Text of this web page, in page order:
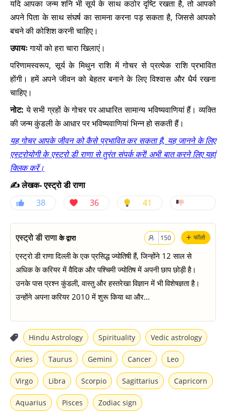
यदि आपका जन्म शनि भी सूर्य के साथ कठोर दृष्टि रखता है, तो आपको
अपने पिता के साथ संघर्ष का सामना करना पड़ सकता है, जिससे आपको
बचने की कोशिश करनी चाहिए।
उपायःगायों को हरा चारा खिलाएं।
परिणामस्वरूप, सूर्य के मिथुन राशि में गोचर से प्रत्येक राशि प्रभावित
होंगी। हमें अपने जीवन को बेहतर बनाने के लिए विश्वास और धैर्य रखना
चाहिए।
नोट:ये सभी ग्रहों के गोचर पर आधारित सामान्य भविष्यवाणियां हैं। व्यक्ति
की जन्म कुंडली के आधार पर भविष्यवाणियां भिन्न हो सकती हैं।
यह गोचर आपके जीवन को कैसे प्रभावित कर सकता है, यह जानने के लिए
एस्ट्रोयोगी के एस्ट्रो डी राणा से तुरंत संपर्क करें! अभी बात करने लिए यहां
क्लिक करें।
✍️ लेखक- एस्ट्रो डी राणा
38
36 41
+ फॉलो
150
एस्ट्रो डी राणाके द्वारा
एस्ट्रो डी राणा दिल्ली के एक प्रसिद्ध ज्योतिषी हैं, जिन्होंने 12 साल से
अधिक के करियर में वैदिक और पश्चिमी ज्योतिष में अपनी छाप छोड़ी है।
उनके पास प्रश्न कुंडली, वास्तु और हस्तरेखा विज्ञान में भी विशेषज्ञता है।
उन्होंने अपना करियर 2010 में शुरू किया था और...
Hindu Astrology Spirituality Vedic astrology
Aries Taurus Gemini Cancer Leo
Virgo Libra Scorpio Sagittarius Capricorn
Aquarius Pisces Zodiac sign